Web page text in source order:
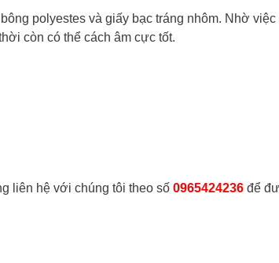
polyestes và giấy bạc tráng nhôm. Nhờ việc
còn có thể cách âm cực tốt.
liên hệ với chúng tôi theo số 0965424236 để